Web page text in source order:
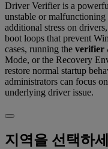
Driver Verifier is a
unstable or
additional stress on
boot loops that prevent
cases, running the verifier
Mode, or the Recovery
restore normal startup
administrators can focus
underlying driver issue.
지역을 선택하